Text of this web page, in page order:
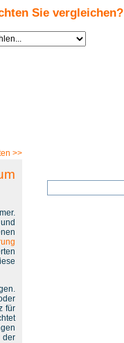
Sie vergleichen?
>>
für
der